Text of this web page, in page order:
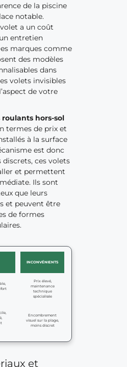
de la piscine
notable.
a un coût
entretien
marques comme
des modèles
dans
volets invisibles
de votre
roulants hors-sol
termes de prix et
à la surface
est donc
ces volets
et permettent
Ils sont
que leurs
et peuvent être
de formes
INCONVÉNIENTS
Prix élevé,
maintenance
technique
spécialisée
Encombrement
visuel sur la plage,
moins discret
et